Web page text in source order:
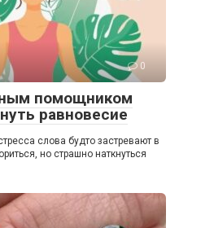
0
помощником
равновесие
слова будто застревают в
но страшно наткнуться